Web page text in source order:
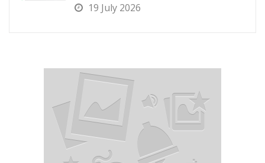
19 July 2026